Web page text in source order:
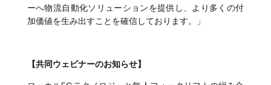
ーへ物流自動化ソリューションを提供し、より多くの付
加価値を生み出すことを確信しております。」
【共同ウェビナーのお知らせ】